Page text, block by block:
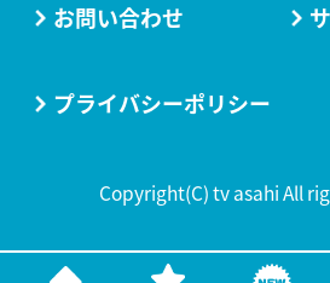
お問い合わせ
プライバシーポリシー
Copyright(C) tv asahi All